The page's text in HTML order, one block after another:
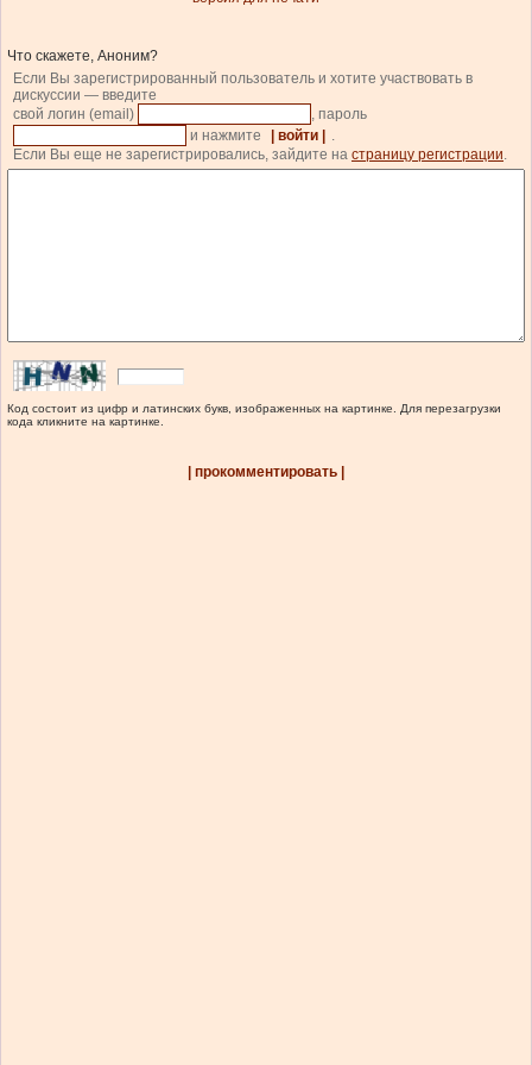
Что скажете, Аноним?
Если Вы зарегистрированный пользователь и хотите участвовать в
дискуссии — введите
свой логин (email)
, пароль
и нажмите
| войти |
.
Если Вы еще не зарегистрировались, зайдите на страницу регистрации.
Код состоит из цифр и латинских букв, изображенных на картинке. Для перезагрузки
кода кликните на картинке.
| прокомментировать |